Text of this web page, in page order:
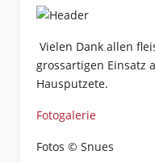
Vielen Dank allen
grossartigen Einsatz
Hausputzete.
Fotogalerie
Fotos © Snues